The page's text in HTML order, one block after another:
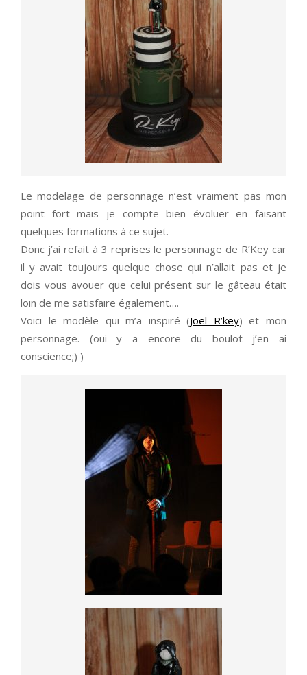
Le modelage de personnage n’est vraiment pas mon
point fort mais je compte bien évoluer en faisant
quelques formations à ce sujet.
Donc j’ai refait à 3 reprises le personnage de R’Key car
il y avait toujours quelque chose qui n’allait pas et je
dois vous avouer que celui présent sur le gâteau était
loin de me satisfaire également….
Voici le modèle qui m’a inspiré (Joël R’key) et mon
personnage. (oui y a encore du boulot j’en ai
conscience;) )